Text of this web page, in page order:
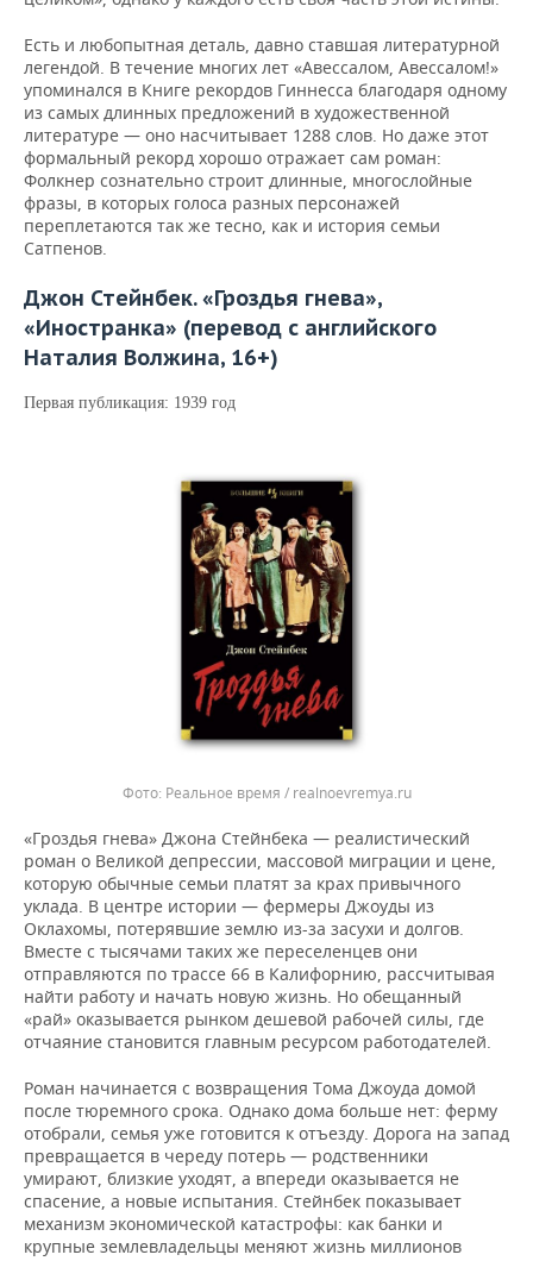
Есть и любопытная деталь, давно ставшая литературной
легендой. В течение многих лет «Авессалом, Авессалом!»
упоминался в Книге рекордов Гиннесса благодаря одному
из самых длинных предложений в художественной
литературе — оно насчитывает 1288 слов. Но даже этот
формальный рекорд хорошо отражает сам роман:
Фолкнер сознательно строит длинные, многослойные
фразы, в которых голоса разных персонажей
переплетаются так же тесно, как и история семьи
Сатпенов.
Джон Стейнбек. «Гроздья гнева»,
«Иностранка» (перевод с английского
Наталия Волжина, 16+)
Первая публикация: 1939 год
Реальное время / realnoevremya.ru
«Гроздья гнева» Джона Стейнбека — реалистический
роман о Великой депрессии, массовой миграции и цене,
которую обычные семьи платят за крах привычного
уклада. В центре истории — фермеры Джоуды из
Оклахомы, потерявшие землю из-за засухи и долгов.
Вместе с тысячами таких же переселенцев они
отправляются по трассе 66 в Калифорнию, рассчитывая
найти работу и начать новую жизнь. Но обещанный
«рай» оказывается рынком дешевой рабочей силы, где
отчаяние становится главным ресурсом работодателей.
Роман начинается с возвращения Тома Джоуда домой
после тюремного срока. Однако дома больше нет: ферму
отобрали, семья уже готовится к отъезду. Дорога на запад
превращается в череду потерь — родственники
умирают, близкие уходят, а впереди оказывается не
спасение, а новые испытания. Стейнбек показывает
механизм экономической катастрофы: как банки и
крупные землевладельцы меняют жизнь миллионов